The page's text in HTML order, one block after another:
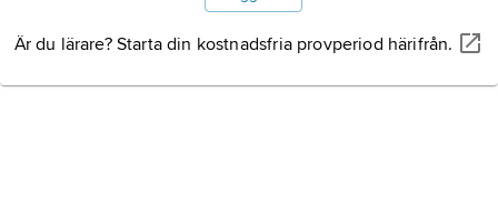
Är du lärare? Starta din kostnadsfria provperiod härifrån.